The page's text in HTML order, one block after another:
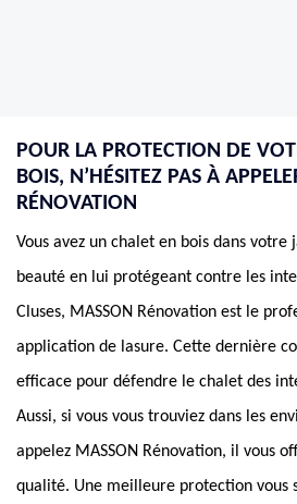
POUR LA PROTECTION DE
BOIS, N’HÉSITEZ PAS À
RÉNOVATION
Vous avez un chalet en bois dans votre
beauté en lui protégeant contre les
Cluses, MASSON Rénovation est le
application de lasure. Cette dernière
efficace pour défendre le chalet des
Aussi, si vous vous trouviez dans les
appelez MASSON Rénovation, il vous
qualité. Une meilleure protection vous